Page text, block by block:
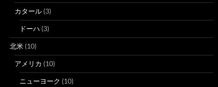
カタール (3)
ドーハ (3)
北米 (10)
アメリカ (10)
ニューヨーク (10)